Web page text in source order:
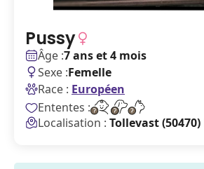
Pussy
Âge :7 ans et 4 mois
Sexe :Femelle
Race : Européen
Ententes :
Localisation : Tollevast